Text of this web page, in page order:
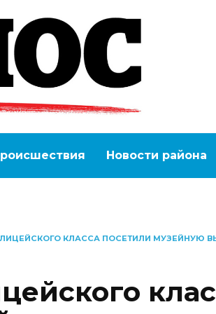
Новости района
КЛАССА ПОСЕТИЛИ МУЗЕЙНУЮ